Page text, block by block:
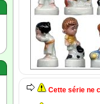
Cette série ne